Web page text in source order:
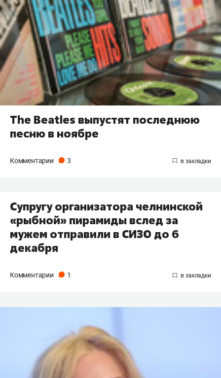
The Beatles выпустят последнюю
песню в ноябре
Комментарии 3
Супругу организатора челнинской
«рыбной» пирамиды вслед за
мужем отправили в СИЗО до 6
декабря
Комментарии 1